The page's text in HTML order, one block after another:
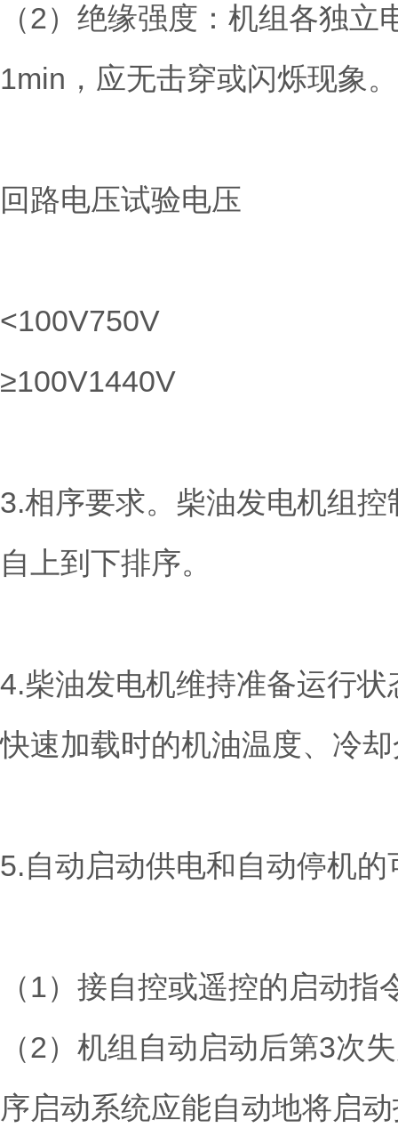
（2）绝缘强度：机组各独
1min，应无击穿或闪烁现象。
回路电压试验电压
<100V750V
≥100V1440V
3.相序要求。柴油发电机组
自上到下排序。
4.柴油发电机维持准备运行
快速加载时的机油温度、冷
5.自动启动供电和自动停机的
（1）接自控或遥控的启动
（2）机组自动启动后第3次
序启动系统应能自动地将启